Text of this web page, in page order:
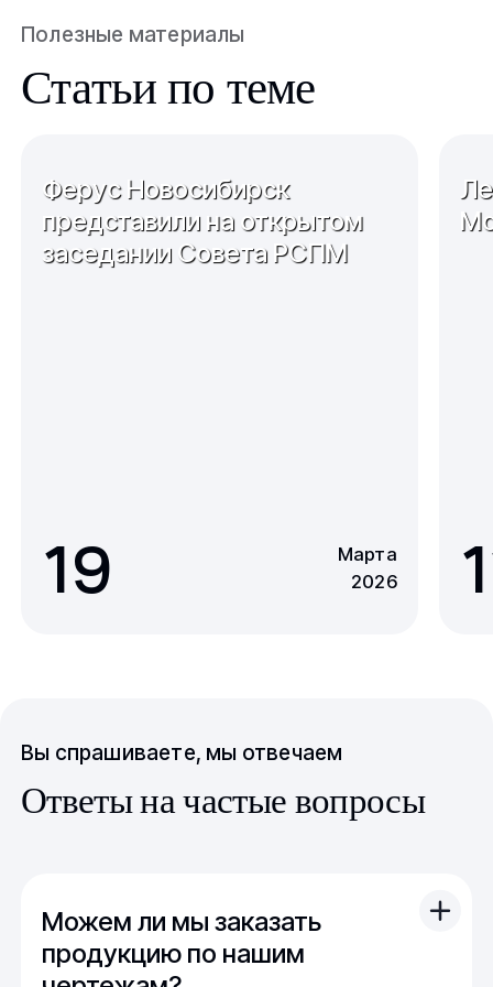
Полезные материалы
Статьи по теме
Ферус Новосибирск
представили на открытом
заседании Совета РСПМ
19
Марта
2026
Вы спрашиваете, мы отвечаем
Ответы на частые вопросы
Можем ли мы заказать
продукцию по нашим